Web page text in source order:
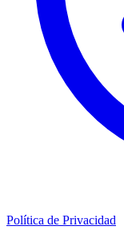
Política de Privacidad